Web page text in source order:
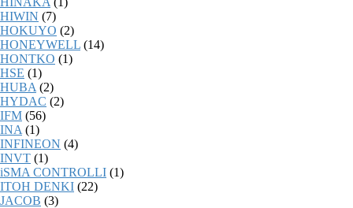
HIWIN (7)
HOKUYO (2)
HONEYWELL (14)
HONTKO (1)
HSE (1)
HUBA (2)
HYDAC (2)
IFM (56)
INA (1)
INFINEON (4)
INVT (1)
iSMA CONTROLLI (1)
ITOH DENKI (22)
JACOB (3)